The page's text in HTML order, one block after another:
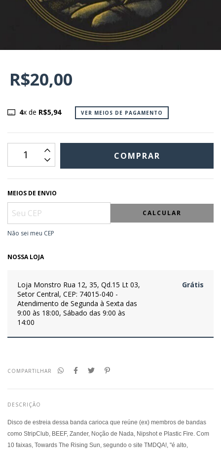
R$20,00
4x de R$5,94 VER MEIOS DE PAGAMENTO
MEIOS DE ENVIO
CALCULAR
Não sei meu CEP
NOSSA LOJA
Loja Monstro Rua 12, 35, Qd.15 Lt 03,
Setor Central, CEP: 74015-040 -
Atendimento de Segunda à Sexta das
9:00 às 18:00, Sábado das 9:00 às
14:00
Grátis
COMPARTILHAR
DESCRIÇÃO
Disco de estreia dessa banda carioca que reúne (ex) membros de bandas
como StripClub, BEEF, Zander, Noção de Nada, Nipshot e Plastic Fire. Com
10 faixas, Towards The Rising Sun, segundo o site TMDQA!, "é alto,